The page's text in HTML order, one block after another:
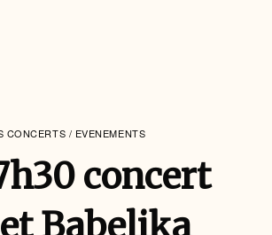
CONCERTS / EVENEMENTS
concert
Babelika